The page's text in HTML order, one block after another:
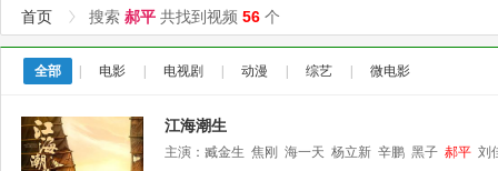
首页 搜索 郝平 共找到视频 56 个
全部 电影 电视剧 动漫 综艺 微电影
江海潮生
主演： 臧金生 焦刚 海一天 杨立新 辛鹏 黑子 郝平 刘